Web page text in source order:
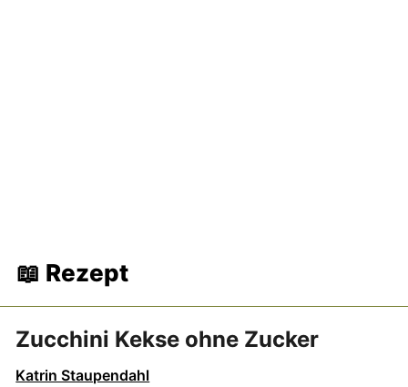
📖 Rezept
Zucchini Kekse ohne Zucker
Katrin Staupendahl